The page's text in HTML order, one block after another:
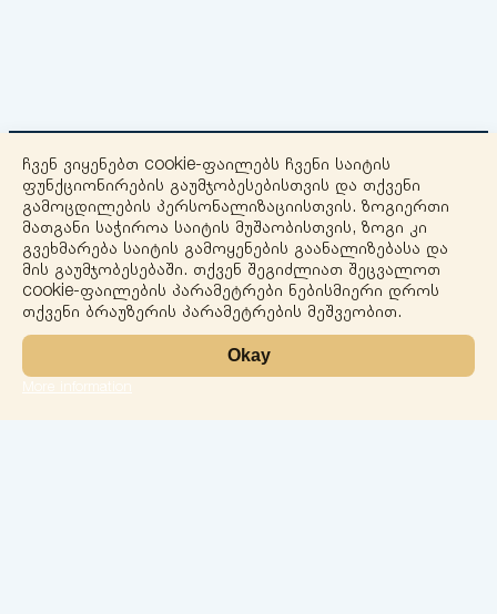
+
−
ჩვენ ვიყენებთ cookie-ფაილებს ჩვენი საიტის
ფუნქციონირების გაუმჯობესებისთვის და თქვენი
გამოცდილების პერსონალიზაციისთვის. ზოგიერთი
მათგანი საჭიროა საიტის მუშაობისთვის, ზოგი კი
გვეხმარება საიტის გამოყენების გაანალიზებასა და
მის გაუმჯობესებაში. თქვენ შეგიძლიათ შეცვალოთ
cookie-ფაილების პარამეტრები ნებისმიერი დროს
თქვენი ბრაუზერის პარამეტრების მეშვეობით.
Okay
More information